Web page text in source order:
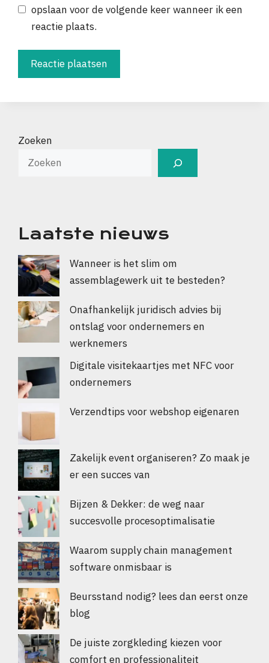
opslaan voor de volgende keer wanneer ik een
reactie plaats.
Zoeken
Laatste nieuws
Wanneer is het slim om
assemblagewerk uit te besteden?
Onafhankelijk juridisch advies bij
ontslag voor ondernemers en
werknemers
Digitale visitekaartjes met NFC voor
ondernemers
Verzendtips voor webshop eigenaren
Zakelijk event organiseren? Zo maak je
er een succes van
Bijzen & Dekker: de weg naar
succesvolle procesoptimalisatie
Waarom supply chain management
software onmisbaar is
Beursstand nodig? lees dan eerst onze
blog
De juiste zorgkleding kiezen voor
comfort en professionaliteit